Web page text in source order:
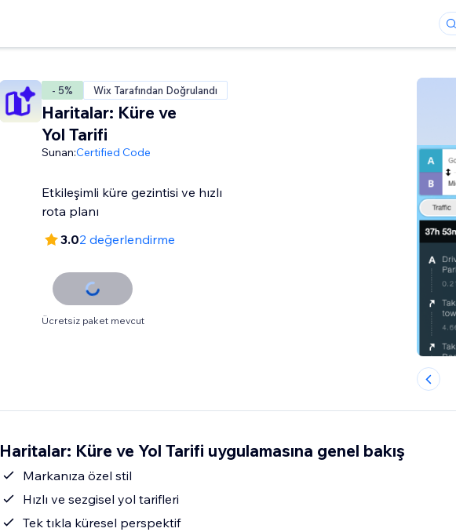
- 5% Wix Tarafından Doğrulandı
Haritalar: Küre ve
Yol Tarifi
Sunan:Certified Code
Etkileşimli küre gezintisi ve hızlı
rota planı
3.02 değerlendirme
Ücretsiz paket mevcut
Haritalar: Küre ve Yol Tarifi uygulamasına genel bakış
Markanıza özel stil
Hızlı ve sezgisel yol tarifleri
Tek tıkla küresel perspektif